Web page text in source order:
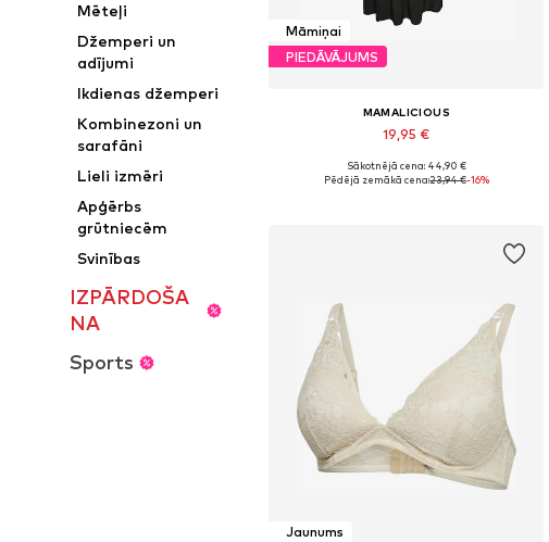
Mēteļi
Džemperi un
adījumi
Ikdienas džemperi
Kombinezoni un
sarafāni
Lieli izmēri
Apģērbs
grūtniecēm
Svinības
IZPĀRDOŠA
NA
Sports
Māmiņai
PIEDĀVĀJUMS
MAMALICIOUS
19,95 €
Pieejamie izmēri: 36, 38, 40, 42
Sākotnējā cena: 44,90 €
Pēdējā zemākā cena:23,94 €-16%
Jaunums